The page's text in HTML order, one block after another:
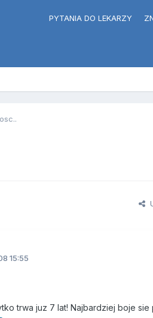
PYTANIA DO LEKARZY
15:55
trwa juz 7 lat! Najbardziej boje sie